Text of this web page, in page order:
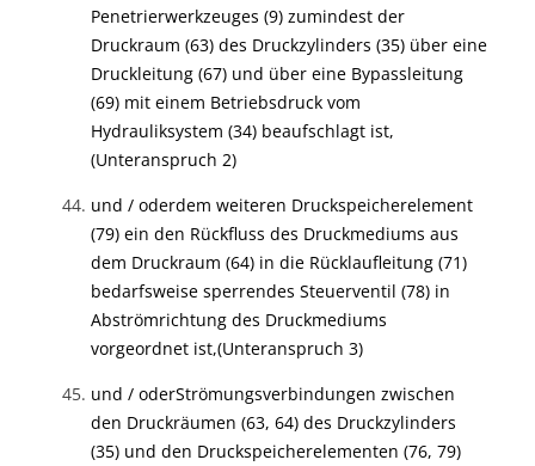
Penetrierwerkzeuges (9) zumindest der
Druckraum (63) des Druckzylinders (35) über eine
Druckleitung (67) und über eine Bypassleitung
(69) mit einem Betriebsdruck vom
Hydrauliksystem (34) beaufschlagt ist,
(Unteranspruch 2)
und / oderdem weiteren Druckspeicherelement
(79) ein den Rückfluss des Druckmediums aus
dem Druckraum (64) in die Rücklaufleitung (71)
bedarfsweise sperrendes Steuerventil (78) in
Abströmrichtung des Druckmediums
vorgeordnet ist,(Unteranspruch 3)
und / oderStrömungsverbindungen zwischen
den Druckräumen (63, 64) des Druckzylinders
(35) und den Druckspeicherelementen (76, 79)